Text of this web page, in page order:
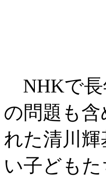
NHKで長
の問題も
れた清川
い子ども